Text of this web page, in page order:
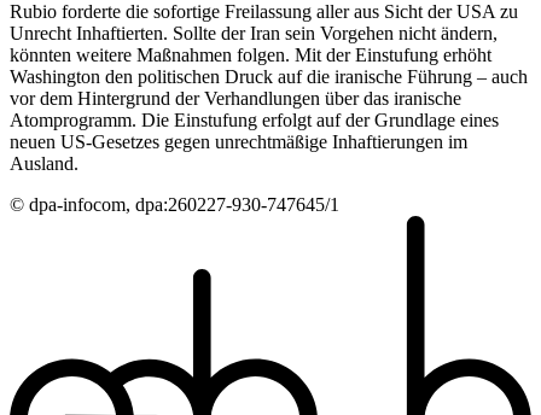
Rubio forderte die sofortige Freilassung aller aus Sicht der USA zu
Unrecht Inhaftierten. Sollte der Iran sein Vorgehen nicht ändern,
könnten weitere Maßnahmen folgen. Mit der Einstufung erhöht
Washington den politischen Druck auf die iranische Führung – auch
vor dem Hintergrund der Verhandlungen über das iranische
Atomprogramm. Die Einstufung erfolgt auf der Grundlage eines
neuen US-Gesetzes gegen unrechtmäßige Inhaftierungen im
Ausland.
© dpa-infocom, dpa:260227-930-747645/1